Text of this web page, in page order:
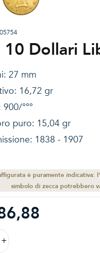
10 Dollari
27 mm
16,72 gr
°°°
puro: 15,04 gr
1838 - 1907
è puramente indicativa:
simbolo di zecca potrebbero